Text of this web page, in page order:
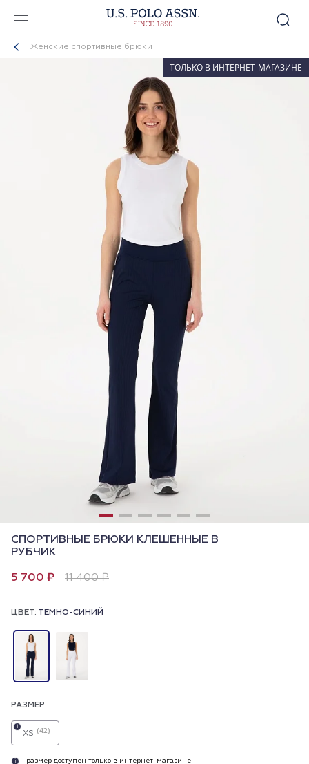
Женские спортивные брюки
ТОЛЬКО В ИНТЕРНЕТ-МАГАЗИНЕ
СПОРТИВНЫЕ БРЮКИ КЛЕШЕННЫЕ В
РУБЧИК
5 700 ₽ 11 400 ₽
ЦВЕТ: ТЕМНО-СИНИЙ
РАЗМЕР
XS (42)
i
i размер доступен только в интернет-магазине